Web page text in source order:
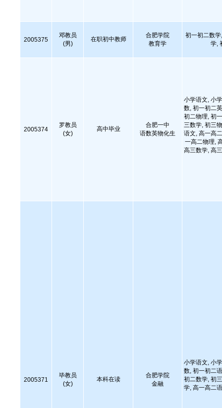
2005375
邓教员
(男)
在职初中教师
合肥学院
教育学
初一初二数
学,
2005374
罗教员
(女)
高中毕业
合肥一中
语数英物化生
小学语文, 小
数, 初一初二
初二物理, 初
三数学, 初三
语文, 高一高
一高二物理,
高三数学, 高
2005371
毕教员
(女)
本科在读
合肥学院
金融
小学语文, 小
数, 初一初二
初二数学, 初
学, 高一高二